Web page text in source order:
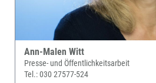
Ann-Malen Witt
Presse- und Öffentlichkeitsarbeit
Tel.: 030 27577-524